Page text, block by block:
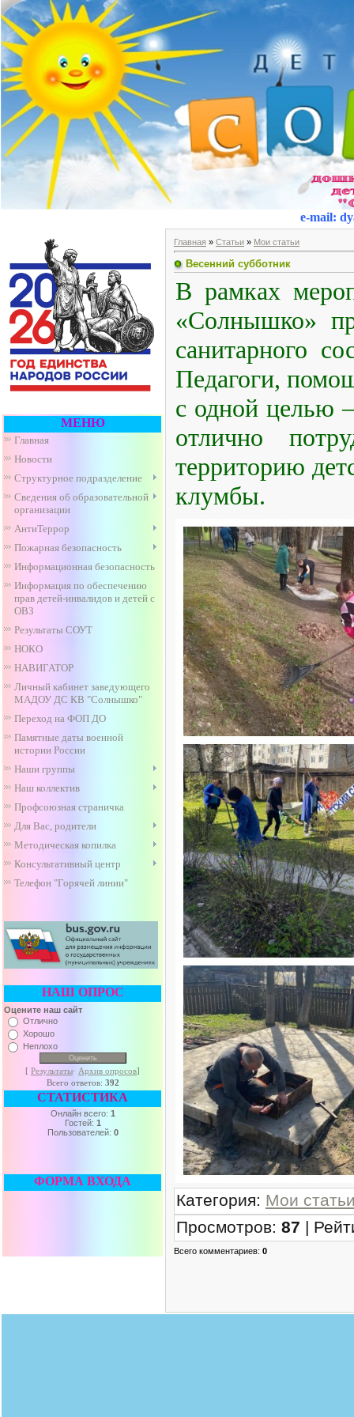
e-mail:
МЕНЮ
Главная
Новости
Структурное подразделение
Сведения об образовательной
организации
АнтиТеррор
Пожарная безопасность
Информационная безопасность
Информация по обеспечению
прав детей-инвалидов и детей с
ОВЗ
Результаты СОУТ
НОКО
НАВИГАТОР
Личный кабинет заведующего
МАДОУ ДС КВ "Солнышко"
Переход на ФОП ДО
Памятные даты военной
истории России
Наши группы
Наш коллектив
Профсоюзная страничка
Для Вас, родители
Методическая копилка
Консультативный центр
Телефон "Горячей линии"
НАШ ОПРОС
Оцените наш сайт
Отлично
Хорошо
Неплохо
[ Результаты· Архив опросов]
Всего ответов: 392
СТАТИСТИКА
Онлайн всего: 1
Гостей: 1
Пользователей: 0
ФОРМА ВХОДА
Главная » Статьи » Мои статьи
Весенний субботник
В рамках
«Солнышко»
санитарного
Педагоги,
с одной целью
отлично
территорию
клумбы.
Категория: Мои
Просмотров: 87 |
Всего комментариев: 0